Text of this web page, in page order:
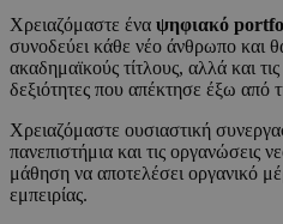
Χρειαζόμαστε ένα ψηφιακό
συνοδεύει κάθε νέο άνθρωπο και
ακαδημαϊκούς τίτλους, αλλά και τις
δεξιότητες που απέκτησε έξω από
Χρειαζόμαστε ουσιαστική
πανεπιστήμια και τις οργανώσεις
μάθηση να αποτελέσει οργανικό
εμπειρίας.